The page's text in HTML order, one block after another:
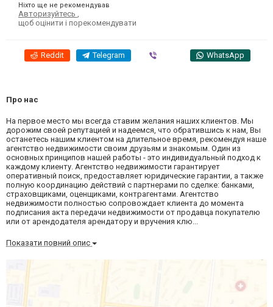
Ніхто ще не рекомендував
Авторизуйтесь
щоб оцінити і порекомендувати
Reddit Telegram WhatsApp
Про нас
На первое место мы всегда ставим желания наших клиентов. Мы
дорожим своей репутацией и надеемся, что обратившись к нам, Вы
останетесь нашим клиентом на длительное время, рекомендуя наше
агентство недвижимости своим друзьям и знакомым. Один из
основных принципов нашей работы - это индивидуальный подход к
каждому клиенту. Агентство недвижимости гарантирует
оперативный поиск, предоставляет юридические гарантии, а также
полную координацию действий с партнерами по сделке: банками,
страховщиками, оценщиками, контрагентами. Агентство
недвижимости полностью сопровождает клиента до момента
подписания акта передачи недвижимости от продавца покупателю
или от арендодателя арендатору и вручения клю...
Показати повний опис